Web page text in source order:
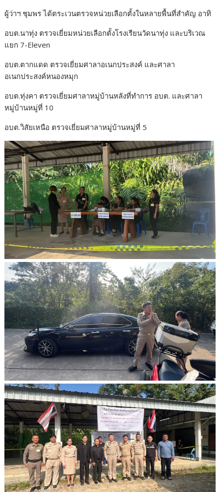
ผู้ว่าฯ ชุมพร ได้ตระเวนตรวจหน่วยเลือกตั้งในหลายพื้นที่สำคัญ อาทิ
อบต.นาทุ่ง ตรวจเยี่ยมหน่วยเลือกตั้งโรงเรียนวัดนาทุ่ง และบริเวณ
แยก 7-Eleven
อบต.ตากแดด ตรวจเยี่ยมศาลาอเนกประสงค์ และศาลา
อเนกประสงค์หนองหมุก
อบต.ทุ่งคา ตรวจเยี่ยมศาลาหมู่บ้านหลังที่ทำการ อบต. และศาลา
หมู่บ้านหมู่ที่ 10
อบต.วิสัยเหนือ ตรวจเยี่ยมศาลาหมู่บ้านหมู่ที่ 5